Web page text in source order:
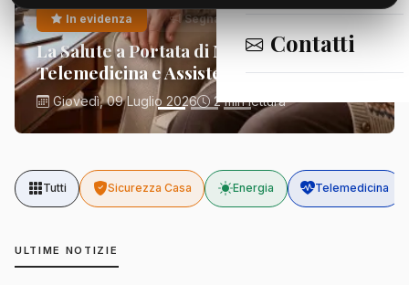
Contatti
In evidenza Segnalazioni
La Salute a Portata di Mano:
Telemedicina e Assistenza Domiciliare
Giovedì, 09 Luglio 2026 2 min lettura
Tutti Sicurezza Casa Energia Telemedicina
ULTIME NOTIZIE